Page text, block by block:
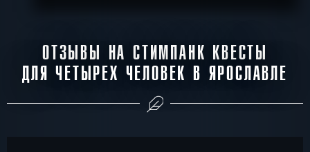
ОТЗЫВЫ НА СТИМПАНК КВЕСТЫ
ДЛЯ ЧЕТЫРЕХ ЧЕЛОВЕК В ЯРОСЛАВЛЕ